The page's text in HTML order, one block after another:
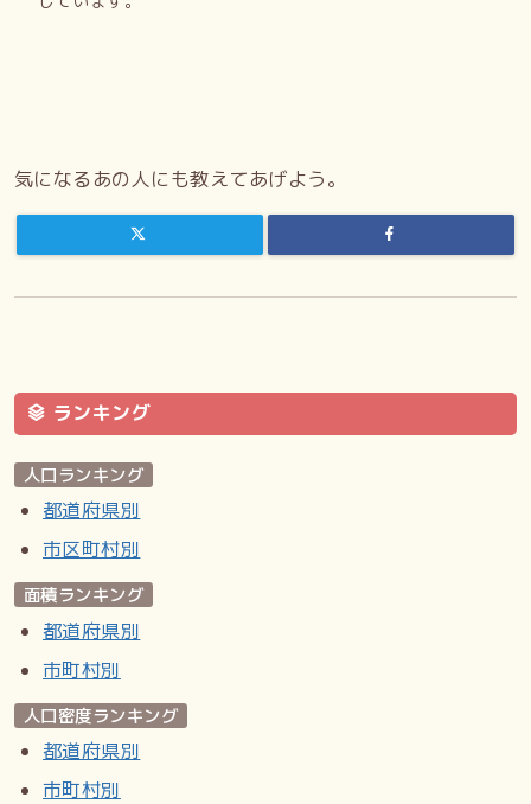
気になるあの人にも教えてあげよう。
ランキング
人口ランキング
都道府県別
市区町村別
面積ランキング
都道府県別
市町村別
人口密度ランキング
都道府県別
市町村別